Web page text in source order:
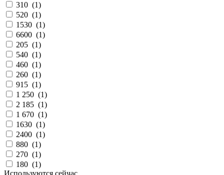
310 (1)
520 (1)
1530 (1)
6600 (1)
205 (1)
540 (1)
460 (1)
260 (1)
915 (1)
1 250 (1)
2 185 (1)
1 670 (1)
1630 (1)
2400 (1)
880 (1)
270 (1)
180 (1)
Используются сейчас